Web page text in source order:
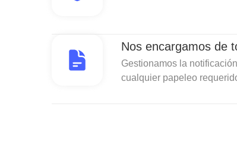
Nos encargamos de
Gestionamos la
cualquier papeleo